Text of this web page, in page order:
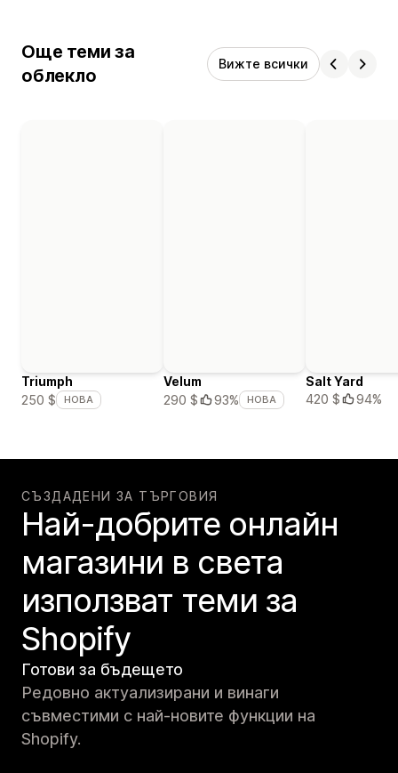
Още теми за
облекло
Вижте всички
Triumph
250 $
НОВА
Velum
290 $
93% НОВА
Salt Yard
420 $
94%
СЪЗДАДЕНИ ЗА ТЪРГОВИЯ
Най-добрите онлайн
магазини в света
използват теми за
Shopify
Готови за бъдещето
Редовно актуализирани и винаги
съвместими с най-новите функции на
Shopify.